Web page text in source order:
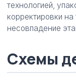
технологией,
корректировки
несовпадение
Схемы